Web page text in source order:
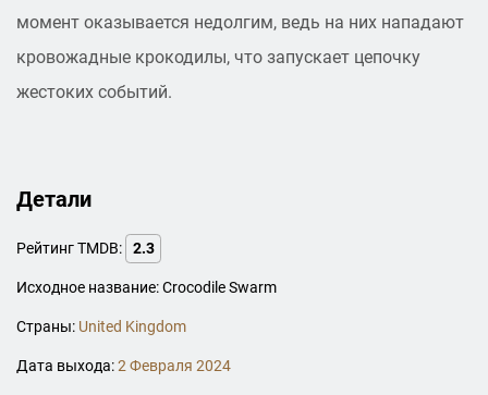
момент оказывается недолгим, ведь на них нападают
кровожадные крокодилы, что запускает цепочку
жестоких событий.
Детали
Рейтинг TMDB: 2.3
Исходное название: Crocodile Swarm
Страны: United Kingdom
Дата выхода:2 Февраля 2024